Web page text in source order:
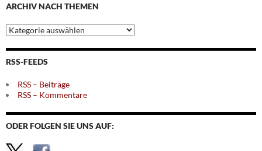
ARCHIV NACH THEMEN
Archiv
nach
Themen
RSS-FEEDS
RSS – Beiträge
RSS – Kommentare
ODER FOLGEN SIE UNS AUF: